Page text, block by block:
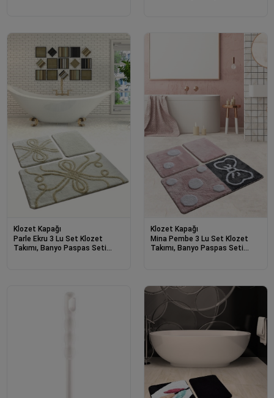
Klozet Kapağı
Parle Ekru 3 Lu Set Klozet
Takımı, Banyo Paspas Seti
Klozet Kapağı
Mina Pembe 3 Lu Set Klozet
Takımı, Banyo Paspas Seti